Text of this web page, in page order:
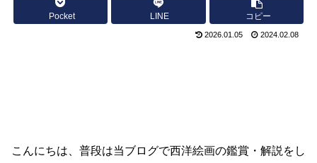
Pocket LINE コピー
2026.01.05 2024.02.08
こんにちは、普段は当ブログで西洋絵画の鑑賞・解説をし